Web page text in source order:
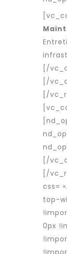
[/
[/
[/
[/
[/
css=
top-
0px